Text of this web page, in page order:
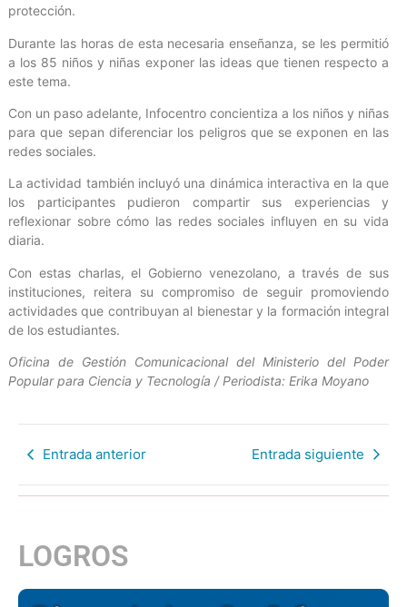
protección.
Durante las horas de esta necesaria enseñanza, se les permitió
a los 85 niños y niñas exponer las ideas que tienen respecto a
este tema.
Con un paso adelante, Infocentro concientiza a los niños y niñas
para que sepan diferenciar los peligros que se exponen en las
redes sociales.
La actividad también incluyó una dinámica interactiva en la que
los participantes pudieron compartir sus experiencias y
reflexionar sobre cómo las redes sociales influyen en su vida
diaria.
Con estas charlas, el Gobierno venezolano, a través de sus
instituciones, reitera su compromiso de seguir promoviendo
actividades que contribuyan al bienestar y la formación integral
de los estudiantes.
Oficina de Gestión Comunicacional del Ministerio del Poder
Popular para Ciencia y Tecnología / Periodista: Erika Moyano
Entrada anterior Entrada siguiente
LOGROS